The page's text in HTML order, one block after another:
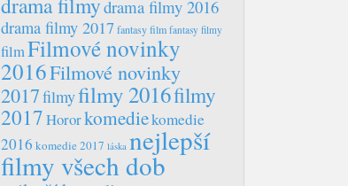
drama filmy 2016
drama filmy 2017fantasy film fantasy filmy
filmFilmové novinky
2016Filmové novinky
2017filmyfilmy 2016filmy
2017Hororkomediekomedie
2016 komedie 2017 láska nejlepší
filmy všech dob